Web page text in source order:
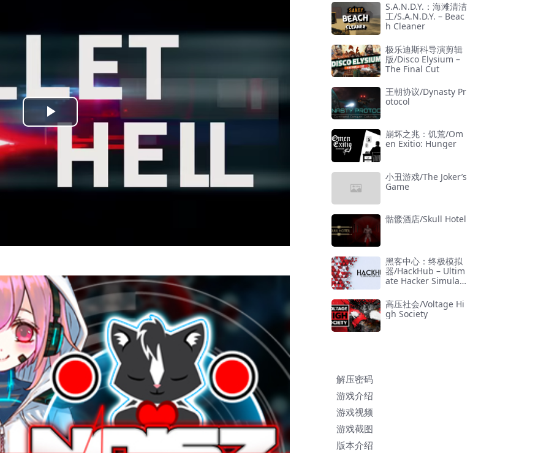
Play
Video
S.A.N.D.Y.：海滩清洁
工/S.A.N.D.Y. – Beac
h Cleaner
极乐迪斯科导演剪辑
版/Disco Elysium –
The Final Cut
王朝协议/Dynasty Pr
otocol
崩坏之兆：饥荒/Om
en Exitio: Hunger
小丑游戏/The Joker’s
Game
骷髅酒店/Skull Hotel
黑客中心：终极模拟
器/HackHub – Ultim
ate Hacker Simulat
高压社会/Voltage Hi
gh Society
解压密码
游戏介绍
游戏视频
游戏截图
版本介绍